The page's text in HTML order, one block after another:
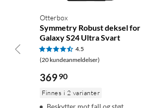
Otterbox
Symmetry Robust deksel for
Galaxy S24 Ultra Svart
4.5
(20 kundeanmeldelser)
369 90
Finnes i 2 varianter